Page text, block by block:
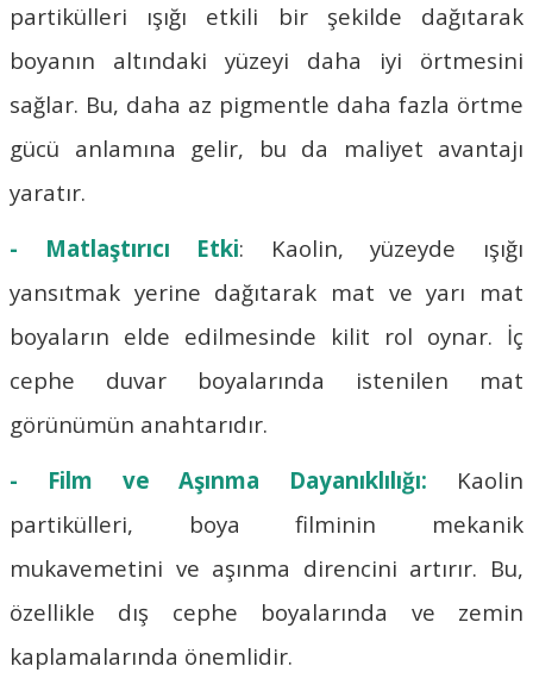
partikülleri ışığı etkili bir şekilde dağıtarak
boyanın altındaki yüzeyi daha iyi örtmesini
sağlar. Bu, daha az pigmentle daha fazla örtme
gücü anlamına gelir, bu da maliyet avantajı
yaratır.
- Matlaştırıcı Etki: Kaolin, yüzeyde ışığı
yansıtmak yerine dağıtarak mat ve yarı mat
boyaların elde edilmesinde kilit rol oynar. İç
cephe duvar boyalarında istenilen mat
görünümün anahtarıdır.
- Film ve Aşınma Dayanıklılığı: Kaolin
partikülleri, boya filminin mekanik
mukavemetini ve aşınma direncini artırır. Bu,
özellikle dış cephe boyalarında ve zemin
kaplamalarında önemlidir.